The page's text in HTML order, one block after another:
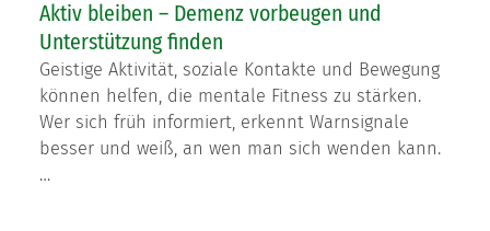
Aktiv bleiben – Demenz vorbeugen und
Unterstützung finden
Geistige Aktivität, soziale Kontakte und Bewegung
können helfen, die mentale Fitness zu stärken.
Wer sich früh informiert, erkennt Warnsignale
besser und weiß, an wen man sich wenden kann.
…